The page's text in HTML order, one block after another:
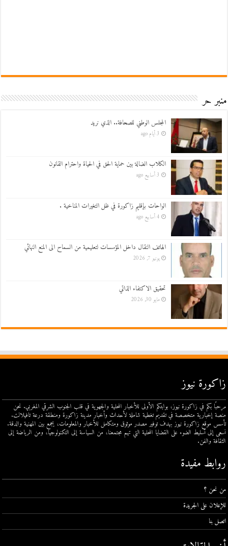
منبر حر
المجلس الوطني للصحافة.. الذي نريد
3 أيام ago
الكلاب الضالة بين حماية الحق في الحياة واحترام القانون
3 أسابيع ago
الواحات بإقليم زاكورة في ظل التغيرات المناخية .
4 أسابيع ago
الهاتف النقال داخل المؤسسات لتعليمية من السماح الى المنع النهائي
يونيو 7, 2026
تحقيق الاكتفاء الذاتي
مايو 30, 2026
زاكورة نيوز
مرحبًا بكم في زاكورة نيوز، بوابتكم الأولى للأخبار المحلية والجهوية في قلب الجنوب الشرقي المغربي. نحن
منصة إخبارية متخصصة في تقديم تغطية شاملة لأحداث وأخبار مدينة زاكورة ومنطقة درعة تافيلالت.
تأسس موقع زاكورة نيوز بهدف توفير مصدر موثوق ومتكامل للأخبار والمعلومات، يجمع بين المهنية والدقة.
نسعى إلى تسليط الضوء على القضايا المحلية التي تهم مجتمعنا، من السياسة إلى التكنولوجيا، ومن الرياضة إلى
الثقافة والفن.
روابط مفيدة
من نحن ؟
للإعلان على الجريدة
اتصل بنا